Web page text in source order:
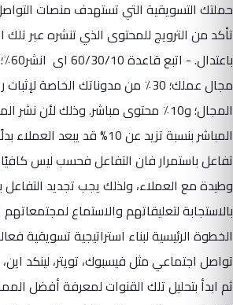
حملتك التسويقية التي تستهدف منصات
تأكد من الترويج للمحتوى الذي تنشره عبر
مجال عملك؛ 30٪ من مدوناتك الخاصة
المجال؛ و10٪ محتوى مباشر. وذلك لأن
المباشر بنسبة تزيد عن 10% قد يبعد العملاء بدلًا من استقطابهم.
تفاعل باستمرار فان التفاعل فحسب ليس
وطيدة مع العملاء، ولذلك يجب تجديد التفاعل
بالاستجابة لتعليقاتهم والاستماع
الخطوة الرئيسية لبناء استراتيجية تسويقية
تواصل اجتماعي مثل فيسبوك، تويتر، لينكد
ثم ابدأ بتحليل تلك القنوات لمعرفة أفضل